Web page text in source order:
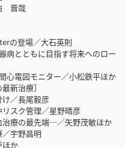
晋哉
の登場／大石英則
とともに目指す将来へのロー
心電図モニター／小松鉄平ほか
新治療］
／長尾毅彦
スク管理／星野晴彦
療の最先端─／矢野茂敏ほか
宇野昌明
か